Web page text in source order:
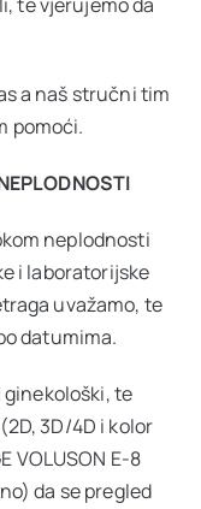
a naš stručni tim
pomoći.
neplodnosti
i laboratorijske
uvažamo, te
datumima.
ginekološki, te
3D/4D i kolor
VOLUSON E-8
da se pregled